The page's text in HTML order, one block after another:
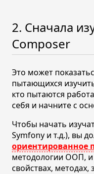
2. Сначала
Composer
Это может
пытающихся
кто пытаются
себя и начните с
Чтобы начать
Symfony и т.д.), вы
ориентированное
методологии ООП, и
свойствах, методах,